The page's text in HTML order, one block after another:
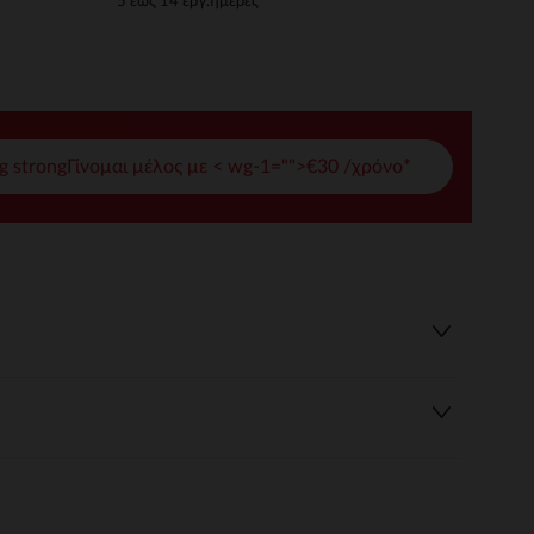
strongΓίνομαι μέλος με < wg-1="">€30 /χρόνο*